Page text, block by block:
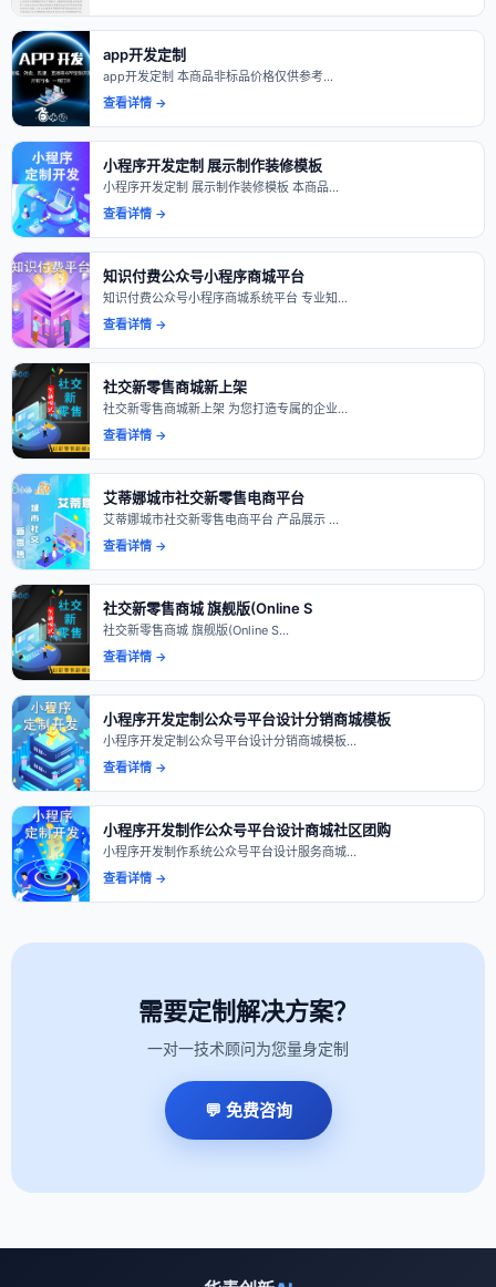
app开发定制
app开发定制 本商品非标品价格仅供参考…
查看详情 →
小程序开发定制 展示制作装修模板
小程序开发定制 展示制作装修模板 本商品…
查看详情 →
知识付费公众号小程序商城平台
知识付费公众号小程序商城系统平台 专业知…
查看详情 →
社交新零售商城新上架
社交新零售商城新上架 为您打造专属的企业…
查看详情 →
艾蒂娜城市社交新零售电商平台
艾蒂娜城市社交新零售电商平台 产品展示 …
查看详情 →
社交新零售商城 旗舰版(Online S
社交新零售商城 旗舰版(Online S…
查看详情 →
小程序开发定制公众号平台设计分销商城模板
小程序开发定制公众号平台设计分销商城模板…
查看详情 →
小程序开发制作公众号平台设计商城社区团购
小程序开发制作系统公众号平台设计服务商城…
查看详情 →
需要定制解决方案？
一对一技术顾问为您量身定制
💬 免费咨询